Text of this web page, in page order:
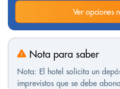
Ver opciones
Nota para saber
Nota: El hotel solicita un
imprevistos que se debe